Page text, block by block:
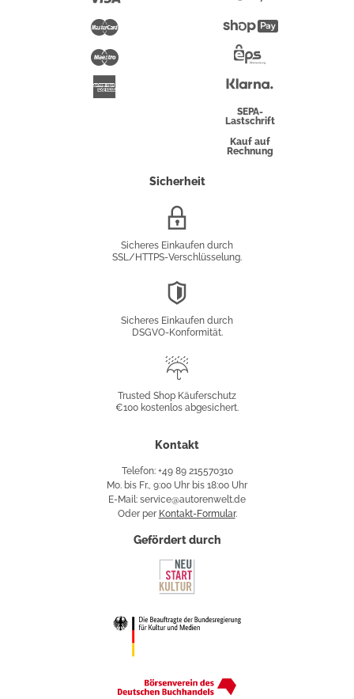
Maestro
Pay
Überweisung
SEPA-
Lastschrift
Kauf auf
Rechnung
Sicherheit
Sicheres Einkaufen durch
SSL/HTTPS-Verschlüsselung.
Sicheres Einkaufen durch
DSGVO-Konformität.
Käuferschutz
Trusted Shop Käuferschutz
€100 kostenlos abgesichert.
Kontakt
Telefon: +49 89 215570310
Mo. bis Fr., 9:00 Uhr bis 18:00 Uhr
E-Mail: service@autorenwelt.de
Oder per Kontakt-Formular.
Gefördert durch